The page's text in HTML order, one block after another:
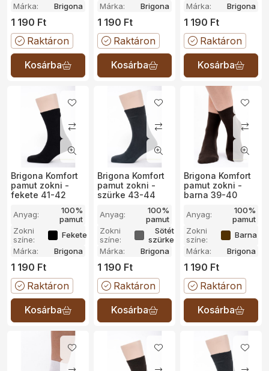
Márka:
Brigona
1 190 Ft
Raktáron
Márka:
Brigona
1 190 Ft
Raktáron
Márka:
Brigona
1 190 Ft
Raktáron
Brigona Komfort
pamut zokni -
fekete 41-42
Anyag:
100%
pamut
Zokni
színe:
Fekete
Márka:
Brigona
1 190 Ft
Raktáron
Brigona Komfort
pamut zokni -
szürke 43-44
Anyag:
100%
pamut
Zokni
színe:
Sötét
szürke
Márka:
Brigona
1 190 Ft
Raktáron
Brigona Komfort
pamut zokni -
barna 39-40
Anyag:
100%
pamut
Zokni
színe:
Barna
Márka:
Brigona
1 190 Ft
Raktáron